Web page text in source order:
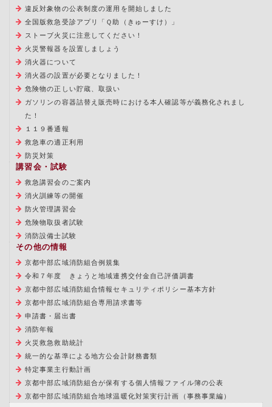
違反対象物の公表制度の運用を開始しました
全国版救急受診アプリ「Ｑ助（きゅーすけ）」
ストーブ火災に注意してください！
火災警報器を設置しましょう
消火器について
消火器の設置が必要となりました！
危険物の正しい貯蔵、取扱い
ガソリンの容器詰替え販売時における本人確認等が義務化されまし
た！
１１９番通報
救急車の適正利用
防災対策
講習会・試験
救急講習会のご案内
消火訓練等の開催
防火管理講習会
危険物取扱者試験
消防設備士試験
その他の情報
京都中部広域消防組合例規集
令和７年度 きょうと地域連携交付金自己評価調書
京都中部広域消防組合情報セキュリティポリシー基本方針
京都中部広域消防組合専用請求書等
申請書・届出書
消防年報
火災救急救助統計
統一的な基準による地方公会計財務書類
特定事業主行動計画
京都中部広域消防組合が保有する個人情報ファイル簿の公表
京都中部広域消防組合地球温暖化対策実行計画（事務事業編）